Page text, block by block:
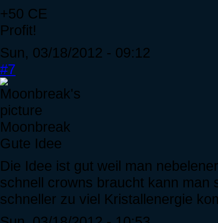
+50 CE
Profit!
Sun, 03/18/2012 - 09:12
#7
Moonbreak
Gute Idee
Die Idee ist gut weil man
schnell crowns braucht kann man
schneller zu viel Kristallenergie